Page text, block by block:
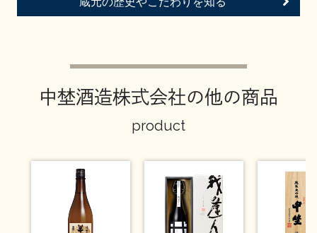
中埜酒造株式会社の他の商品
product